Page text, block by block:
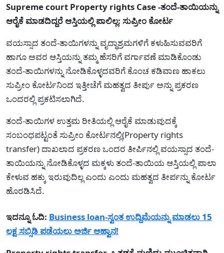
Supreme court Property rights Case -ತಂದೆ-ತಾಯಿಯನ್ನು
ಆರೈಕೆ ಮಾಡದಿದ್ದರೆ ಆಸ್ತಿಯಲ್ಲಿ ಪಾಲಿಲ್ಲ: ಸುಪ್ರೀಂ ಕೋರ್ಟ
ವಯಸ್ಸಾದ ತಂದೆ-ತಾಯಿಗಳನ್ನು ವೃದ್ಧಾಶ್ರಮಗಳಿಗೆ ಕಳುಹಿಸುವವರಿಗೆ
ಹಾಗೂ ಅವರ ಆಸ್ತಿಯನ್ನು ತಮ್ಮ ಹೆಸರಿಗೆ ವರ್ಗಾವಣೆ ಮಾಡಿಕೊಂಡು
ತಂದೆ-ತಾಯಿಗಳನ್ನು ನೋಡಿಕೊಳ್ಳದವರಿಗೆ ಕೊಂಚ ಕಡಿವಾಣ ಹಾಕಲು
ಸುಪ್ರೀಂ ಕೋರ್ಟನಿಂದ ಇತ್ತೀಚೆಗೆ ಮಹತ್ವದ ತೀರ್ಪು ಅನ್ನು ಪ್ರಕರಣ
ಒಂದರಲ್ಲಿ ಪ್ರಕಟಿಸಲಾಗಿದೆ.
ತಂದೆ-ತಾಯಿಗಳ ಉತ್ತಮ ರೀತಿಯಲ್ಲಿ ಆರೈಕೆ ಮಾಡುವುದಕ್ಕೆ
ಸಂಬಂಧಪಟ್ಟಂತೆ ಸುಪ್ರೀಂ ಕೋರ್ಟನಲ್ಲಿ(Property rights
transfer) ದಾಖಲಾದ ಪ್ರಕರಣ ಒಂದರ ತೀರ್ಪಿನಲ್ಲಿ ವಯಸ್ಸಾದ ತಂದೆ-
ತಾಯಿಯನ್ನು ನೋಡಿಕೊಳ್ಳದ ಮಕ್ಕಳು ತಂದೆ-ತಾಯಿಯ ಆಸ್ತಿಯಲ್ಲಿ ಪಾಲಾ
ಕೇಳುವ ಹಕ್ಕು ಇರುವುದಿಲ್ಲ ಎಂದು ಎಂದು ಮಹತ್ವದ ತೀರ್ಪನ್ನು ಕೋರ್ಟ
ಹೊರಡಿಸಿದೆ.
ಇದನ್ನೂ ಓದಿ: Business loan-ಸ್ವಂತ ಉದ್ದಿಮೆಯನ್ನು ಮಾಡಲು 15
ಲಕ್ಷ ಸಬ್ಸಿಡಿ ಪಡೆಯಲು ಅರ್ಜಿ ಆಹ್ವಾನ!